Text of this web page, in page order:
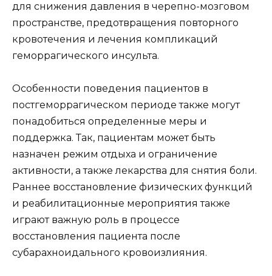
для снижения давления в черепно-мозговом
пространстве, предотвращения повторного
кровотечения и лечения компликаций
геморрагического инсульта.
Особенности поведения пациентов в
постгеморрагическом периоде также могут
понадобиться определенные меры и
поддержка. Так, пациентам может быть
назначен режим отдыха и ограничение
активности, а также лекарства для снятия боли.
Раннее восстановление физических функций
и реабилитационные мероприятия также
играют важную роль в процессе
восстановления пациента после
субарахноидального кровоизлияния.